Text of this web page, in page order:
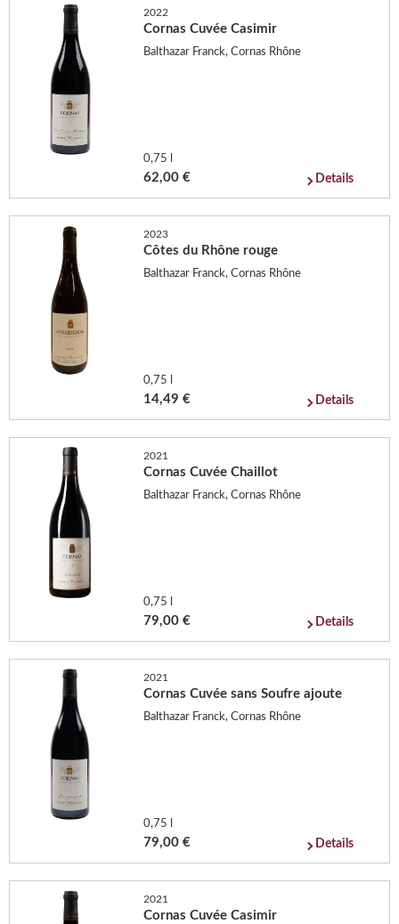
2022
Cornas Cuvée Casimir
Balthazar Franck, Cornas Rhône
0,75 l
62,00 € Details
2023
Côtes du Rhône rouge
Balthazar Franck, Cornas Rhône
0,75 l
14,49 € Details
2021
Cornas Cuvée Chaillot
Balthazar Franck, Cornas Rhône
0,75 l
79,00 € Details
2021
Cornas Cuvée sans Soufre ajoute
Balthazar Franck, Cornas Rhône
0,75 l
79,00 € Details
2021
Cornas Cuvée Casimir